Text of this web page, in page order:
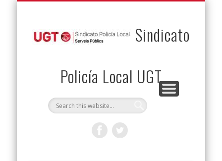
Sindicato
Policía Local UGT